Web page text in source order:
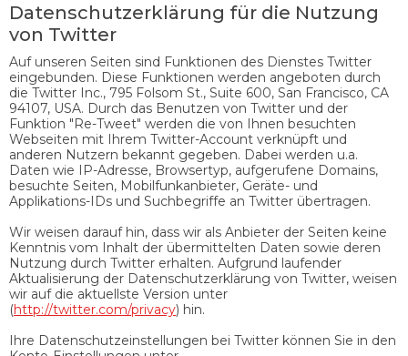
Datenschutzerklärung für die Nutzung
von Twitter
Auf unseren Seiten sind Funktionen des Dienstes Twitter
eingebunden. Diese Funktionen werden angeboten durch
die Twitter Inc., 795 Folsom St., Suite 600, San Francisco, CA
94107, USA. Durch das Benutzen von Twitter und der
Funktion "Re-Tweet" werden die von Ihnen besuchten
Webseiten mit Ihrem Twitter-Account verknüpft und
anderen Nutzern bekannt gegeben. Dabei werden u.a.
Daten wie IP-Adresse, Browsertyp, aufgerufene Domains,
besuchte Seiten, Mobilfunkanbieter, Geräte- und
Applikations-IDs und Suchbegriffe an Twitter übertragen.
Wir weisen darauf hin, dass wir als Anbieter der Seiten keine
Kenntnis vom Inhalt der übermittelten Daten sowie deren
Nutzung durch Twitter erhalten. Aufgrund laufender
Aktualisierung der Datenschutzerklärung von Twitter, weisen
wir auf die aktuellste Version unter
(http://twitter.com/privacy) hin.
Ihre Datenschutzeinstellungen bei Twitter können Sie in den